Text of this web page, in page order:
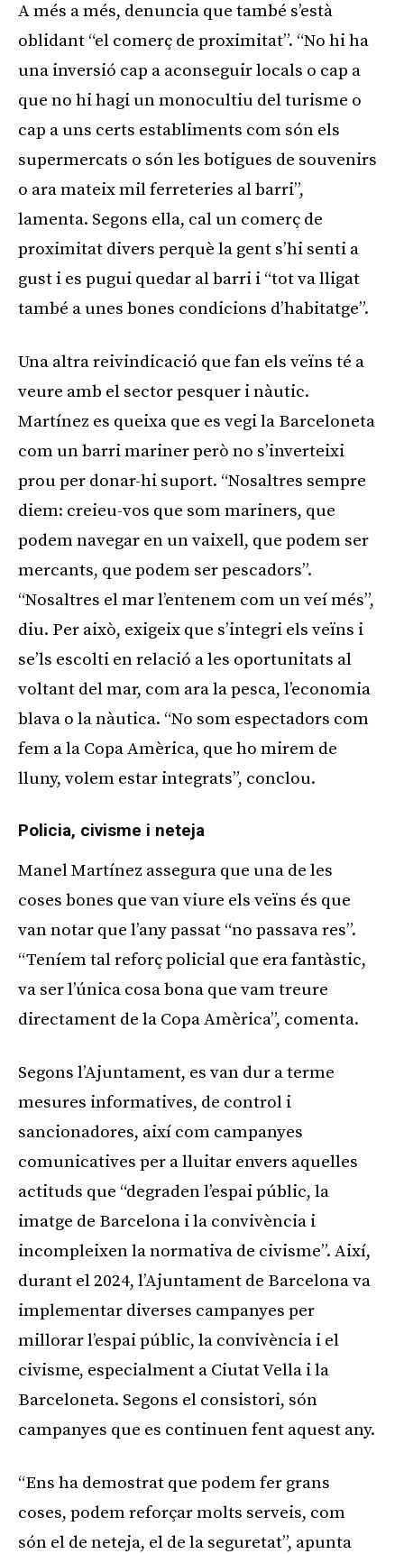
A més a més, denuncia que també s’està
oblidant “el comerç de proximitat”. “No hi ha
una inversió cap a aconseguir locals o cap a
que no hi hagi un monocultiu del turisme o
cap a uns certs establiments com són els
supermercats o són les botigues de souvenirs
o ara mateix mil ferreteries al barri”,
lamenta. Segons ella, cal un comerç de
proximitat divers perquè la gent s’hi senti a
gust i es pugui quedar al barri i “tot va lligat
també a unes bones condicions d’habitatge”.
Una altra reivindicació que fan els veïns té a
veure amb el sector pesquer i nàutic.
Martínez es queixa que es vegi la Barceloneta
com un barri mariner però no s’inverteixi
prou per donar-hi suport. “Nosaltres sempre
diem: creieu-vos que som mariners, que
podem navegar en un vaixell, que podem ser
mercants, que podem ser pescadors”.
“Nosaltres el mar l’entenem com un veí més”,
diu. Per això, exigeix que s’integri els veïns i
se’ls escolti en relació a les oportunitats al
voltant del mar, com ara la pesca, l’economia
blava o la nàutica. “No som espectadors com
fem a la Copa Amèrica, que ho mirem de
lluny, volem estar integrats”, conclou.
Policia, civisme i neteja
Manel Martínez assegura que una de les
coses bones que van viure els veïns és que
van notar que l’any passat “no passava res”.
“Teníem tal reforç policial que era fantàstic,
va ser l’única cosa bona que vam treure
directament de la Copa Amèrica”, comenta.
Segons l’Ajuntament, es van dur a terme
mesures informatives, de control i
sancionadores, així com campanyes
comunicatives per a lluitar envers aquelles
actituds que “degraden l’espai públic, la
imatge de Barcelona i la convivència i
incompleixen la normativa de civisme”. Així,
durant el 2024, l’Ajuntament de Barcelona va
implementar diverses campanyes per
millorar l’espai públic, la convivència i el
civisme, especialment a Ciutat Vella i la
Barceloneta. Segons el consistori, són
campanyes que es continuen fent aquest any.
“Ens ha demostrat que podem fer grans
coses, podem reforçar molts serveis, com
són el de neteja, el de la seguretat”, apunta